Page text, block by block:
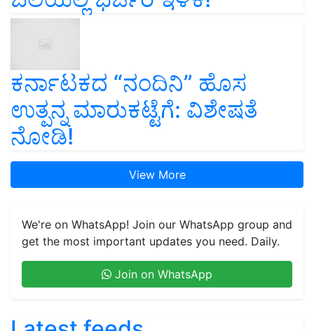
ಕರ್ನಾಟಕದ “ನಂದಿನಿ” ಹೊಸ
ಉತ್ಪನ್ನ ಮಾರುಕಟ್ಟೆಗೆ: ವಿಶೇಷತೆ
ನೋಡಿ!
get the most important updates you need. Daily.
Latest feeds